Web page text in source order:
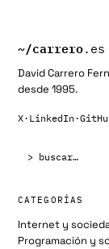
~/carrero.es
David Carrero
desde 1995.
X· LinkedIn·
CATEGORÍAS
Internet y
Programación y